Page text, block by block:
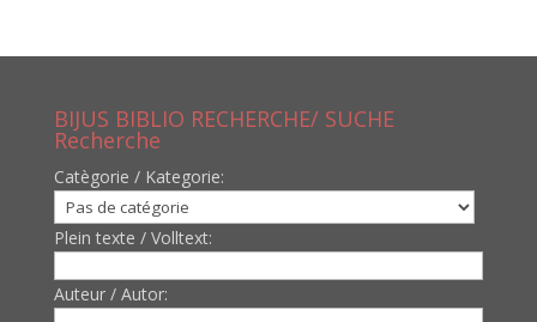
BIJUS BIBLIO RECHERCHE/ SUCHE
Recherche
Catègorie / Kategorie:
Plein texte / Volltext:
Auteur / Autor: